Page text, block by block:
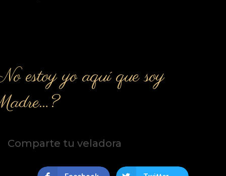
estoy yo aquí que soy
Comparte tu veladora